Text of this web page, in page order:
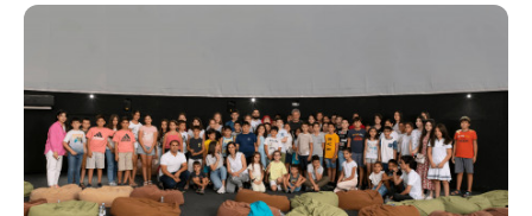
tariffs/archive/